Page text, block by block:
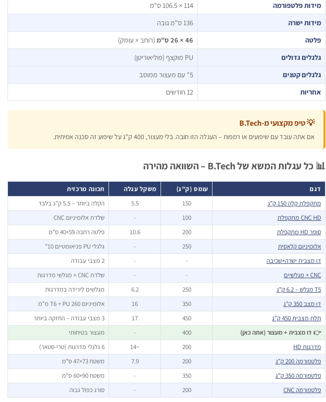
מידות פלטפורמה
114 × 106.5 ס"מ
מידות ישרה
136 ס"מ גובה
פלטה
46 × 26 ס"מ
(רוחב × עומק)
גלגלים גדולים
PU מוקצף (פוליאוריטן)
גלגלים קטנים
5" עם מעצור ממוסב
אחריות
12 חודשים
💡 טיפ מקצועי מ-B.Tech
אם אתה עובד עם שיפועים או רמפות – העגלה הזו חובה. בלי מעצור, 400 ק"ג על שיפוע זה סכנה אמיתית.
📊 כל עגלות המשא של B.Tech – השוואה מהירה
דגם עומס (ק"ג) משקל עגלה
תכונה מרכזית
מתקפלת קלה 150 ק"ג
150
5.5
הקלה ביותר – 5.5 ק"ג בלבד
CNC HD מתקפלת
100
-
שלדת אלומיניום CNC
סופר HD מתקפלת
200
10.6
פלטה רחבה 59×40 ס"מ
אלומיניום קלאסית
250
-
גלגלי PU פניאומטיים 10"
דו מצבית ישרה+שכיבה
-
-
2 מצבי עבודה
CNC + מגלשיים
-
-
שלדת CNC + מגלשי מדרגות
T5 מגלש – 6.2 ק"ג
250
6.2
מגלשים לירידה במדרגות
דו מצב 350 ק"ג
350
16
אלומיניום T6 + PU 260 מ"מ
תלת מצבית 450 ק"ג
450
17
3 מצבי עבודה – החזקה ביותר
👉 דו מצבית + מעצור (אתה כאן)
400
-
מעצור בטיחותי
מדרגות HD
200
~14
6 גלגלי מדרגות (טרי-סטאר)
פלטפורמה 200 ק"ג
200
7.9
משטח 73×47 ס"מ
פלטפורמה 350 ק"ג
350
-
משטח 90×60 ס"מ
פלטפורמה CNC
200
- סורג כפול גבוה